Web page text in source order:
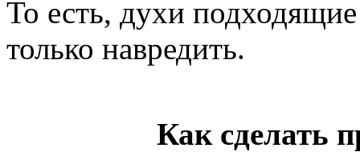
То есть, духи
только навредить.
Как сделать